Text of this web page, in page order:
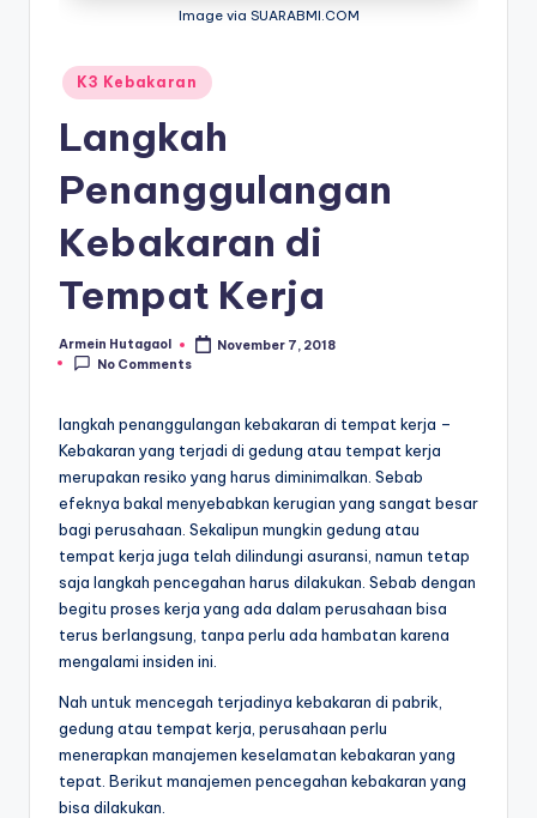
Image via SUARABMI.COM
Posted
in
K3 Kebakaran
Langkah
Penanggulangan
Kebakaran di
Tempat Kerja
Posted
by
Armein Hutagaol
November 7, 2018
No Comments
langkah penanggulangan kebakaran di tempat kerja –
Kebakaran yang terjadi di gedung atau tempat kerja
merupakan resiko yang harus diminimalkan. Sebab
efeknya bakal menyebabkan kerugian yang sangat besar
bagi perusahaan. Sekalipun mungkin gedung atau
tempat kerja juga telah dilindungi asuransi, namun tetap
saja langkah pencegahan harus dilakukan. Sebab dengan
begitu proses kerja yang ada dalam perusahaan bisa
terus berlangsung, tanpa perlu ada hambatan karena
mengalami insiden ini.
Nah untuk mencegah terjadinya kebakaran di pabrik,
gedung atau tempat kerja, perusahaan perlu
menerapkan manajemen keselamatan kebakaran yang
tepat. Berikut manajemen pencegahan kebakaran yang
bisa dilakukan.